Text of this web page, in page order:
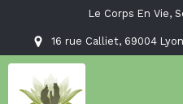
Le Corps En Vie,
16 rue Calliet, 69004 Lyon